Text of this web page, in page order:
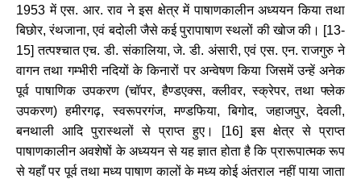
1953 में एस. आर.राव ने इस क्षेत्र में पाषाणकालीन अध्ययन किया तथा
बिछोर,रंथजाना,एवं बदोली जैसे कई पुरापाषाण स्थलों की खोज की। [13-
15]तत्पश्चात एच.डी.संकालिया,जे.डी. अंसारी,एवं एस.एन.राजगुरु ने
वागन तथा गम्भीरी नदियों के किनारों पर अन्वेषण किया जिसमें उन्हें अनेक
पूर्व पाषाणिक उपकरण(चॉपर,हैण्डएक्स,क्लीवर,स्क्रेपर,तथा फ्लेक
उपकरण)हमीरगढ़,स्वरूपरगंज,मण्डफिया,बिगोद,जहाजपुर,देवली,
बनथाली आदि पुरास्थलों से प्राप्त हुए। [16]इस क्षेत्र से प्राप्त
पाषाणकालीन अवशेषों के अध्ययन से यह ज्ञात होता है कि प्रारूपात्मक रूप
से यहाँ पर पूर्व तथा मध्य पाषाण कालों के मध्य कोई अंतराल नहीं पाया जाता